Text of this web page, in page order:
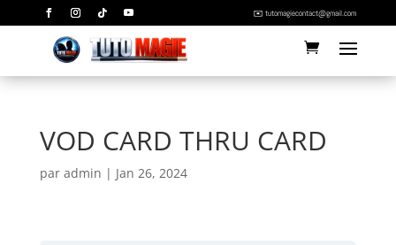
✉️ tutomagiecontact@gmail.com
VOD CARD THRU CARD
par admin | Jan 26, 2024